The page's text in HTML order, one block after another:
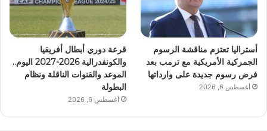
أستراليا تعتزم مناقشة الرسوم
الجمركية الأمريكية مع ترمب بعد
فرض رسوم جديدة على وارداتها
أغسطس 6, 2026
قرعة دوري أبطال أفريقيا
والكونفدرالية 2026-2027 اليوم..
الموعد والقنوات الناقلة ونظام
البطولة
أغسطس 6, 2026